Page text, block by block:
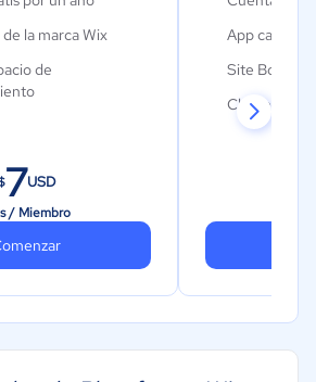
la marca Wix
de
formulario
7USD
/ Miembro
App
Site Booster
Chat en el